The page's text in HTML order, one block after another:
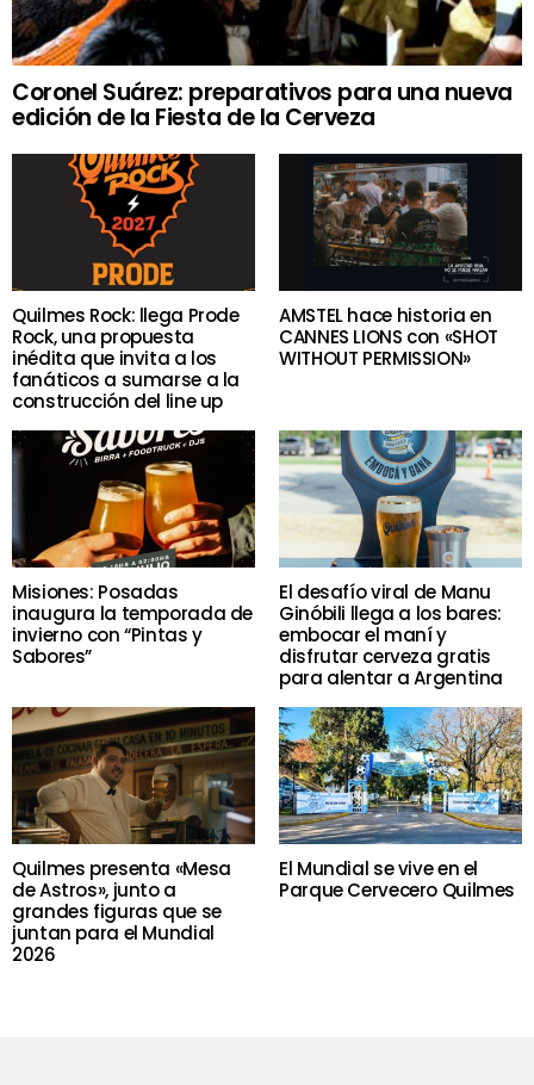
Coronel Suárez: preparativos para una nueva
edición de la Fiesta de la Cerveza
Quilmes Rock: llega Prode
Rock, una propuesta
inédita que invita a los
fanáticos a sumarse a la
construcción del line up
AMSTEL hace historia en
CANNES LIONS con «SHOT
WITHOUT PERMISSION»
Misiones: Posadas
inaugura la temporada de
invierno con “Pintas y
Sabores”
El desafío viral de Manu
Ginóbili llega a los bares:
embocar el maní y
disfrutar cerveza gratis
para alentar a Argentina
Quilmes presenta «Mesa
de Astros», junto a
grandes figuras que se
juntan para el Mundial
2026
El Mundial se vive en el
Parque Cervecero Quilmes